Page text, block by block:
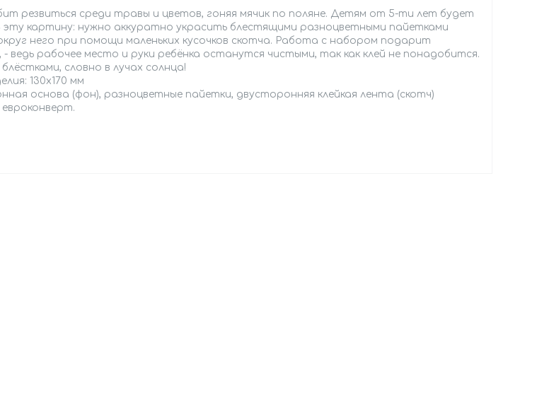
резвиться среди травы и цветов, гоняя мячик по поляне. Детям от 5-ти лет будет
эту картину: нужно аккуратно украсить блестящими разноцветными пайетками
него при помощи маленьких кусочков скотча. Работа с набором подарит
ведь рабочее место и руки ребёнка останутся чистыми, так как клей не понадобится.
словно в лучах солнца!
130х170 мм
основа (фон), разноцветные пайетки, двусторонняя клейкая лента (скотч)